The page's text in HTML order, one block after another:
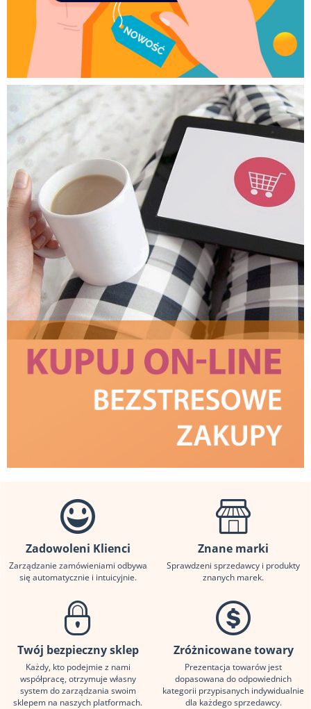
Zadowoleni Klienci
Zarządzanie zamówieniami odbywa
się automatycznie i intuicyjnie.
Znane marki
Sprawdzeni sprzedawcy i produkty
znanych marek.
Twój bezpieczny sklep
Każdy, kto podejmie z nami
współpracę, otrzymuje własny
system do zarządzania swoim
sklepem na naszych platformach.
Zróżnicowane towary
Prezentacja towarów jest
dopasowana do odpowiednich
kategorii przypisanych indywidualnie
dla każdego sprzedawcy.